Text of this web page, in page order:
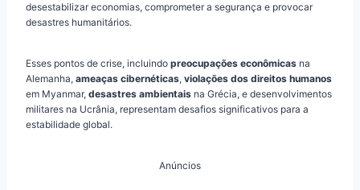
desestabilizar economias, comprometer a segurança e provocar
desastres humanitários.
Esses pontos de crise, incluindo preocupações econômicas na
Alemanha, ameaças cibernéticas, violações dos direitos humanos
em Myanmar, desastres ambientais na Grécia, e desenvolvimentos
militares na Ucrânia, representam desafios significativos para a
estabilidade global.
Anúncios